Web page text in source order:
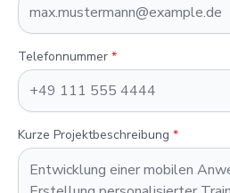
Telefonnummer *
Kurze Projektbeschreibung *